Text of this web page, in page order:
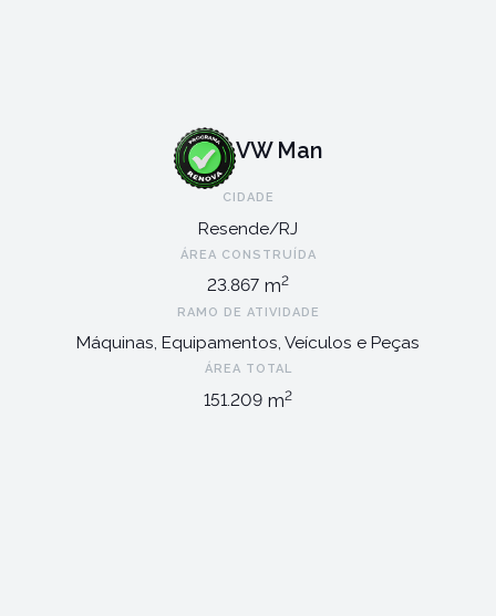
VW Man
CIDADE
Resende/RJ
ÁREA CONSTRUÍDA
23.867 m2
RAMO DE ATIVIDADE
Máquinas, Equipamentos, Veículos e Peças
ÁREA TOTAL
151.209 m2